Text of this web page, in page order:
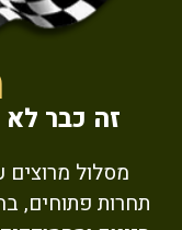
זה כבר
מסלול מרוצים
תחרות פתוחים,